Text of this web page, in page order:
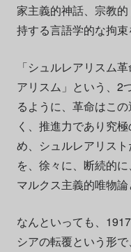
家主義的神話、宗教
持する言語学的な拘束
「シュルレアリスム
アリスム」という、2
るように、革命はこ
く、推進力であり究
め、シュルレアリス
を、徐々に、断続的
マルクス主義的唯物論
なんといっても、
シアの転覆という形